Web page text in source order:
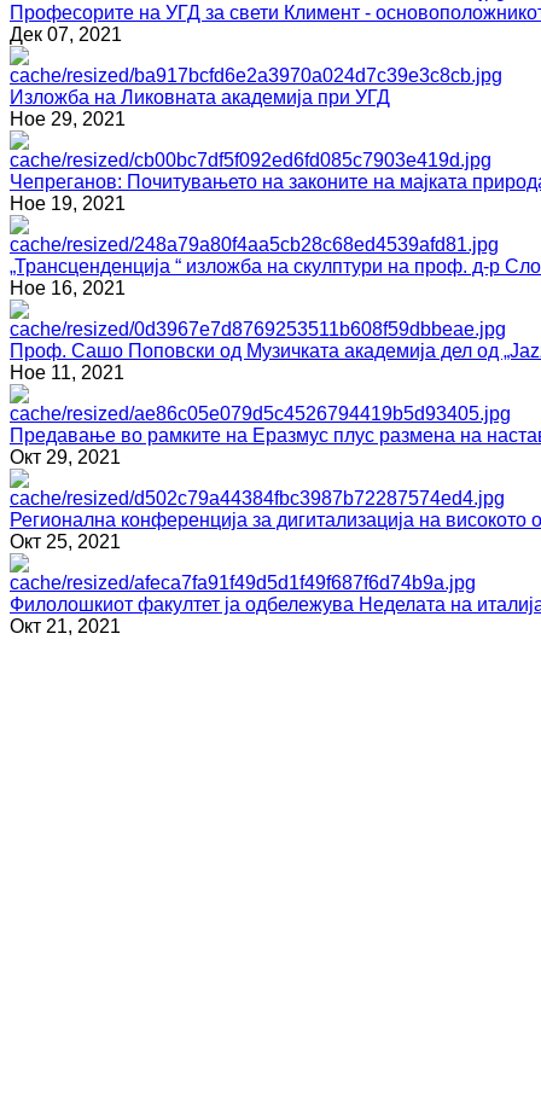
Професорите на УГД за свети Климент -
Дек 07, 2021
Изложба на Ликовната академија при УГД
Ное 29, 2021
Чепреганов: Почитувањето на законите на мајката
Ное 19, 2021
„Трансценденција “ изложба на скулптури на проф. д-р
Ное 16, 2021
Проф. Сашо Поповски од Музичката академија дел од
Ное 11, 2021
Предавање во рамките на Еразмус плус размена на
Окт 29, 2021
Регионална конференција за дигитализација на високото
Окт 25, 2021
Филолошкиот факултет ја одбележува Неделата на
Окт 21, 2021